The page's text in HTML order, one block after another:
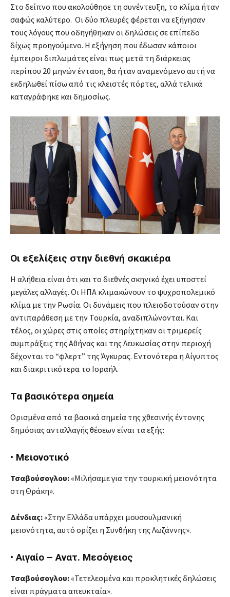
Στο δείπνο που ακολούθησε τη συνέντευξη, το κλίμα ήταν
σαφώς καλύτερο. Οι δύο πλευρές φέρεται να εξήγησαν
τους λόγους που οδηγήθηκαν οι δηλώσεις σε επίπεδο
δίχως προηγούμενο. Η εξήγηση που έδωσαν κάποιοι
έμπειροι διπλωμάτες είναι πως μετά τη διάρκειας
περίπου 20 μηνών ένταση, θα ήταν αναμενόμενο αυτή να
εκδηλωθεί πίσω από τις κλειστές πόρτες, αλλά τελικά
καταγράφηκε και δημοσίως.
Οι εξελίξεις στην διεθνή σκακιέρα
Η αλήθεια είναι ότι και το διεθνές σκηνικό έχει υποστεί
μεγάλες αλλαγές. Οι ΗΠΑ κλιμακώνουν το ψυχροπολεμικό
κλίμα με την Ρωσία. Οι δυνάμεις που πλειοδοτούσαν στην
αντιπαράθεση με την Τουρκία, αναδιπλώνονται. Και
τέλος, οι χώρες στις οποίες στηρίχτηκαν οι τριμερείς
συμπράξεις της Αθήνας και της Λευκωσίας στην περιοχή
δέχονται το “φλερτ” της Άγκυρας. Εντονότερα η Αίγυπτος
και διακριτικότερα το Ισραήλ.
Τα βασικότερα σημεία
Ορισμένα από τα βασικά σημεία της χθεσινής έντονης
δημόσιας ανταλλαγής θέσεων είναι τα εξής:
• Μειονοτικό
Τσαβούσογλου: «Μιλήσαμε για την τουρκική μειονότητα
στη Θράκη».
Δένδιας: «Στην Ελλάδα υπάρχει μουσουλμανική
μειονότητα, αυτό ορίζει η Συνθήκη της Λωζάννης».
• Αιγαίο – Ανατ. Μεσόγειος
Τσαβούσογλου: «Τετελεσμένα και προκλητικές δηλώσεις
είναι πράγματα απευκταία».